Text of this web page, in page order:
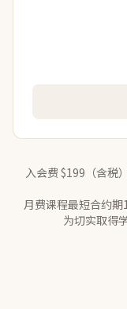
日本の教育だ
とおりに出来
任ですよとい
Q どんな方にELT
英語をELTの
入会费 $199（含税）
月费课程最短合约期
为切实取得